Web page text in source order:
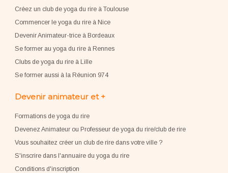
Créez un club de yoga du rire à Toulouse
Commencer le yoga du rire à Nice
Devenir Animateur-trice à Bordeaux
Se former au yoga du rire à Rennes
Clubs de yoga du rire à Lille
Se former aussi à la Réunion 974
Devenir animateur et +
Formations de yoga du rire
Devenez Animateur ou Professeur de yoga du rire/club de rire
Vous souhaitez créer un club de rire dans votre ville ?
S'inscrire dans l'annuaire du yoga du rire
Conditions d'inscription